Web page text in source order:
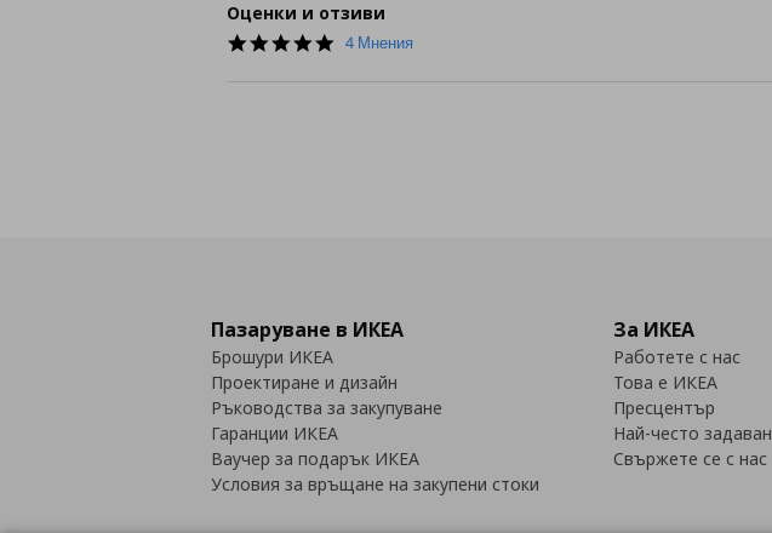
Оценки и отзиви
5.0
4 Мнения
Пазаруване в ИКЕА
Брошури ИКЕА
Проектиране и дизайн
Ръководства за закупуване
Гаранции ИКЕА
Ваучер за подарък ИКЕА
Условия за връщане на закупени стоки
За ИКЕА
Работете с нас
Това е ИКЕА
Пресцентър
Най-често
Свържете се с нас